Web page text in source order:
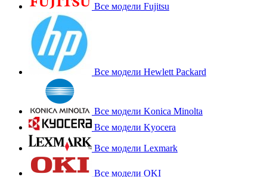
Все модели Fujitsu
Все модели Hewlett Packard
Все модели Konica Minolta
Все модели Kyocera
Все модели Lexmark
Все модели OKI